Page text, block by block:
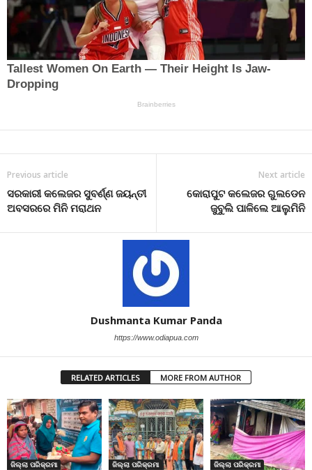
Previous article
ସରକାରୀ କଲେଜର ସୁବର୍ଣ୍ଣ ଜୟନ୍ତୀ
ଅବସରରେ ମିନି ମରାଥନ
Next article
କୋରାପୁଟ କଲେଜର ଗୁଲଡେନ
ଜୁବୁଲି ପାଳିଲେ ଆଲୁମିନି
Dushmanta Kumar Panda
https://www.odiapua.com
RELATED ARTICLES MORE FROM AUTHOR
ଜିଲ୍ଲା ପରିକ୍ରମା ଜିଲ୍ଲା ପରିକ୍ରମା ଜିଲ୍ଲା ପରିକ୍ରମା